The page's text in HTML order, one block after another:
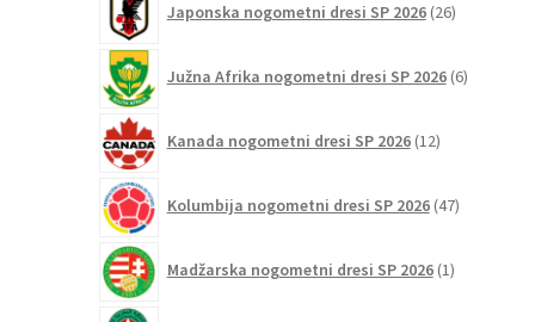
Japonska nogometni dresi SP 2026 26izdelkov
Južna Afrika nogometni dresi SP 2026 6izdelkov
Kanada nogometni dresi SP 2026 12izdelkov
Kolumbija nogometni dresi SP 2026 47izdelkov
Madžarska nogometni dresi SP 2026 1izdelek